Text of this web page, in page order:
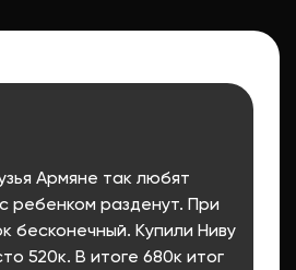
Армяне так любят
ребенком разденут. При
бесконечный. Купили Ниву
520к. В итоге 680к итог